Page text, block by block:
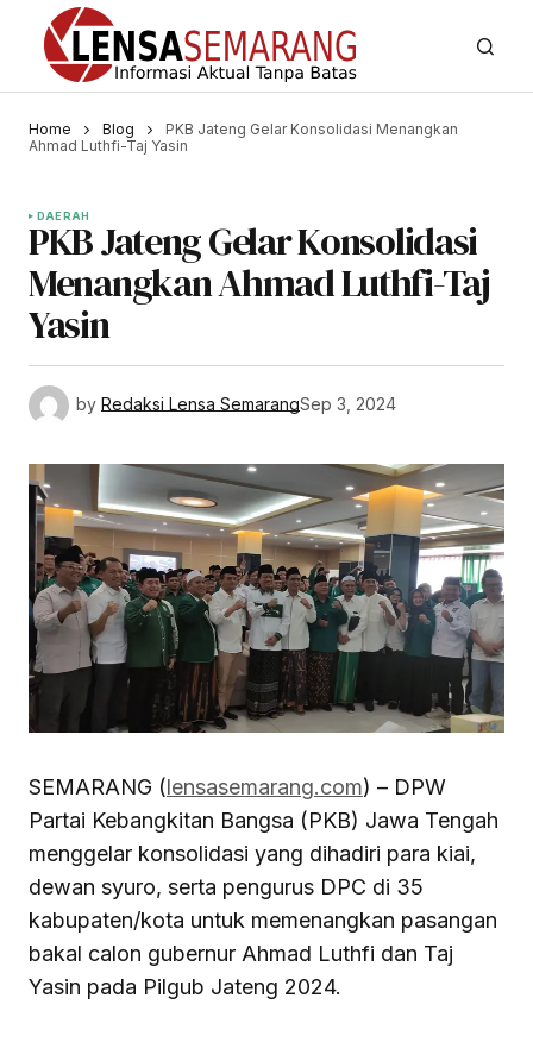
Home Blog
PKB Jateng Gelar Konsolidasi Menangkan
Ahmad Luthfi-Taj Yasin
DAERAH
PKB Jateng Gelar Konsolidasi
Menangkan Ahmad Luthfi-Taj
Yasin
by Redaksi Lensa SemarangSep 3, 2024
SEMARANG (lensasemarang.com) – DPW
Partai Kebangkitan Bangsa (PKB) Jawa Tengah
menggelar konsolidasi yang dihadiri para kiai,
dewan syuro, serta pengurus DPC di 35
kabupaten/kota untuk memenangkan pasangan
bakal calon gubernur Ahmad Luthfi dan Taj
Yasin pada Pilgub Jateng 2024.